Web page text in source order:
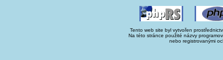
Tento web site byl vytvořen
Na této stránce použité názvy
nebo registrovanými